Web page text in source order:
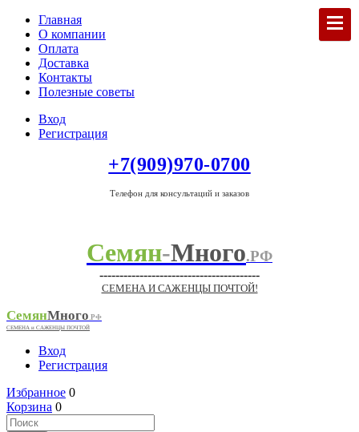
Главная
О компании
Оплата
Доставка
Контакты
Полезные советы
Вход
Регистрация
+7(909)970-0700
Телефон для консультаций и заказов
Семян-Много.РФ
----------------------------------------
СЕМЕНА И САЖЕНЦЫ ПОЧТОЙ!
СемянМного.РФ
СЕМЕНА и САЖЕНЦЫ ПОЧТОЙ
Вход
Регистрация
Избранное 0
Корзина 0